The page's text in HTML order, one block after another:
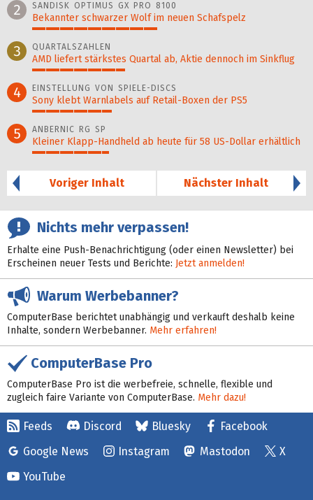
2 SANDISK OPTIMUS GX PRO 8100
Bekannter schwarzer Wolf im neuen Schafspelz
3 QUARTALSZAHLEN
AMD liefert stärkstes Quartal ab, Aktie dennoch im Sinkflug
4 EINSTELLUNG VON SPIELE-DISCS
Sony klebt Warnlabels auf Retail-Boxen der PS5
5 ANBERNIC RG SP
Kleiner Klapp-Hand­held ab heute für 58 US-Dollar er­hält­lich
Voriger Inhalt
Nächster Inhalt
Nichts mehr verpassen!
Erhalte eine Push-Benachrichtigung (oder einen Newsletter) bei
Erscheinen neuer Tests und Berichte: Jetzt anmelden!
Warum Werbebanner?
ComputerBase berichtet unabhängig und verkauft deshalb keine
Inhalte, sondern Werbebanner. Mehr erfahren!
ComputerBase Pro
ComputerBase Pro ist die werbefreie, schnelle, flexible und
zugleich faire Variante von ComputerBase. Mehr dazu!
Feeds Discord Bluesky
Facebook
Google News
Instagram Mastodon
X
YouTube